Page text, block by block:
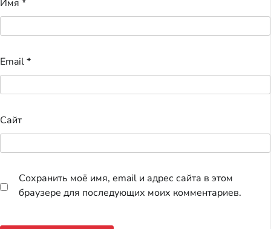
Имя *
Email*
Сайт
Сохранить моё имя, email и адрес сайта в этом
браузере для последующих моих комментариев.